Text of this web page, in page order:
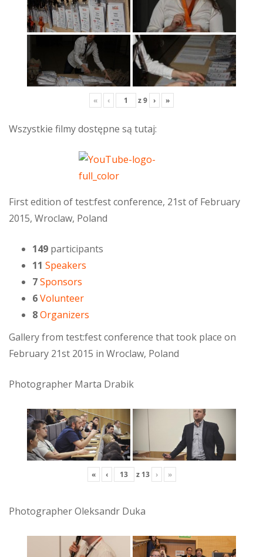
« ‹ z9 › »
Wszystkie filmy dostępne są tutaj:
First edition of test:fest conference, 21st of February
2015, Wroclaw, Poland
149 participants
11 Speakers
7Sponsors
6Volunteer
8Organizers
Gallery from test:fest conference that took place on
February 21st 2015 in Wroclaw, Poland
Photographer Marta Drabik
« ‹ z 13 › »
Photographer Oleksandr Duka